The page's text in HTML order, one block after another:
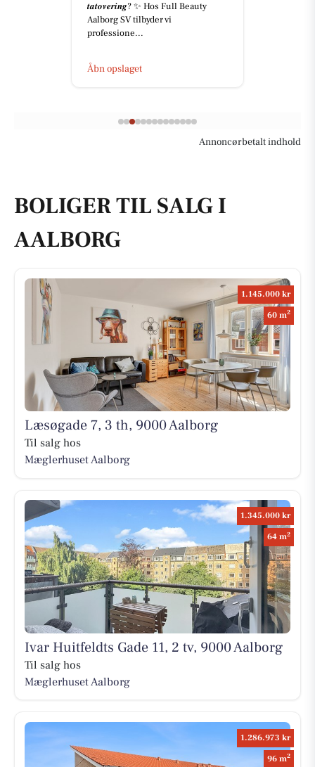
𝒕𝒂𝒕𝒐𝒗𝒆𝒓𝒊𝒏𝒈? ✨ Hos Full Beauty
Aalborg SV tilbyder vi
professione...
Åbn opslaget
Annoncørbetalt indhold
BOLIGER TIL SALG I
AALBORG
1.145.000 kr
60 m2
Læsøgade 7, 3 th, 9000 Aalborg
Til salg hos
Mæglerhuset Aalborg
1.345.000 kr
64 m2
Ivar Huitfeldts Gade 11, 2 tv, 9000 Aalborg
Til salg hos
Mæglerhuset Aalborg
1.286.973 kr
96 m2